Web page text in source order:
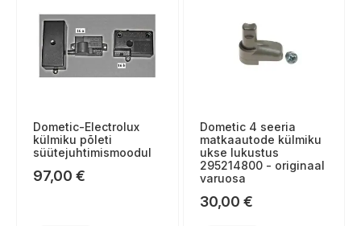
Dometic-Electrolux
külmiku põleti
süütejuhtimismoodul
97,00 €
Dometic 4 seeria
matkaautode külmiku
ukse lukustus
295214800 - originaal
varuosa
30,00 €